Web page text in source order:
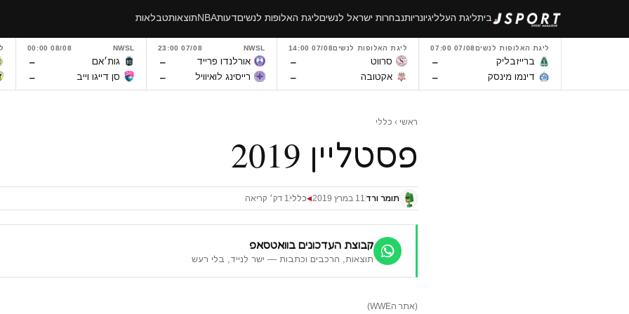
ביתליגת העלליגיונריותנבחרות ישראל לנשיםליגת האלופות לנשיםדעותNBAתוצאותטבלאות
ליגת האלופות לנשים07/08 07:00
ברייזבליק –
דינמו מינסק –
ליגת האלופות לנשים07/08 14:00
סרווט –
אקטובה –
NWSL
07/08 23:00
אורלנדו פרייד –
רייסינג לואיוויל –
NWSL
08/08 00:00
גות׳אם –
סן דייגו וייב –
ראשי › כללי
פסטליין 2019
תומר ורד 11 במרץ 2019 ◀כללי 1 דק׳ קריאה
קבוצת העדכונים בוואטסאפ
תוצאות, הרכבים וכתבות — ישר לנייד, בלי רעש
(אתר הWWE)